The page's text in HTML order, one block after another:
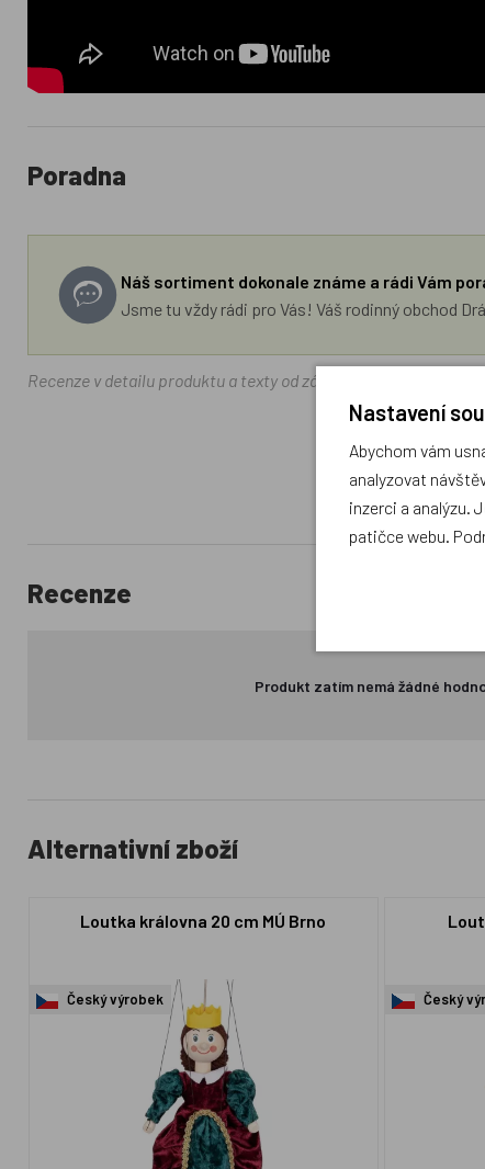
Poradna
Náš sortiment dokonale známe a rádi Vám
Jsme tu vždy rádi pro Vás! Váš rodinný obchod
Recenze v detailu produktu a texty od zákazníků v poradně
Recenze
Produkt zatím nemá žádné
Alternativní zboží
Loutka královna 20 cm MÚ Brno
Český výrobek Český
Nastavení
Abychom vám
analyzovat
inzerci a analýzu.
patičce webu.